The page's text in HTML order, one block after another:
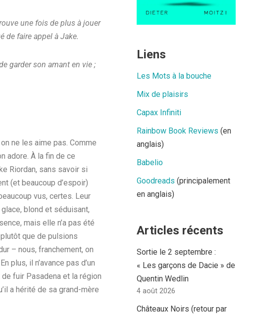
une fois de plus à jouer
de faire appel à Jake.
garder son amant en vie ;
ne les aime pas. Comme
adore. À la fin de ce
Riordan, sans savoir si
(et beaucoup d’espoir)
vus, certes. Leur
blond et séduisant,
mais elle n’a pas été
que de pulsions
– nous, franchement, on
plus, il n’avance pas d’un
fuir Pasadena et la région
a hérité de sa grand-mère
Liens
Les Mots à la bouche
Mix de plaisirs
Capax Infiniti
Rainbow Book Reviews (en
anglais)
Babelio
Goodreads (principalement
en anglais)
Articles récents
Sortie le 2 septembre :
« Les garçons de Dacie » de
Quentin Wedlin
4 août 2026
Châteaux Noirs (retour par